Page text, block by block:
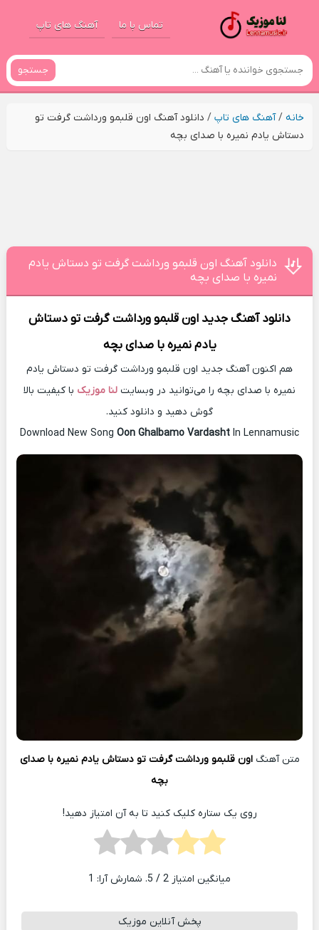
تماس با ما آهنگ های تاپ
جستجو
خانه/آهنگ های تاپ/ دانلود آهنگ اون قلبمو ورداشت گرفت تو
دستاش یادم نمیره با صدای بچه
دانلود آهنگ اون قلبمو ورداشت گرفت تو دستاش یادم
نمیره با صدای بچه
دانلود آهنگ جدید اون قلبمو ورداشت گرفت تو دستاش
یادم نمیره با صدای بچه
هم اکنون آهنگ جدید اون قلبمو ورداشت گرفت تو دستاش یادم
نمیره با صدای بچه را می‌توانید در وبسایت لنا موزیک با کیفیت بالا
گوش دهید و دانلود کنید.
Download New Song Oon Ghalbamo Vardasht In Lennamusic
متن آهنگاون قلبمو ورداشت گرفت تو دستاش یادم نمیره با صدای
بچه
روی یک ستاره کلیک کنید تا به آن امتیاز دهید!
میانگین امتیاز 2 / 5. شمارش آرا: 1
پخش آنلاین موزیک